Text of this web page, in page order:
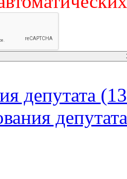
депутата
депутата